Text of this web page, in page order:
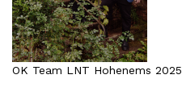
OK Team LNT Hohenems 2025